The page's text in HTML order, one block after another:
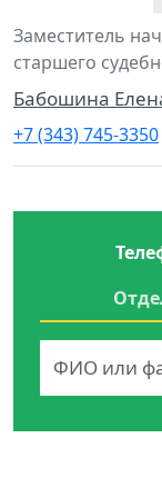
Заместитель
старшего
Бабошина
+7 (343) 745-3350